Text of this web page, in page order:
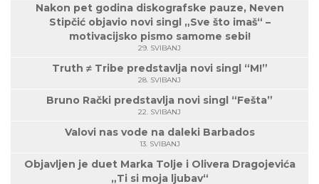
Nakon pet godina diskografske pauze, Neven
Stipčić objavio novi singl „Sve što imaš“ –
motivacijsko pismo samome sebi!
29. SVIBANJ
Truth ≠ Tribe predstavlja novi singl “M!”
28. SVIBANJ
Bruno Rački predstavlja novi singl “Fešta”
22. SVIBANJ
Valovi nas vode na daleki Barbados
13. SVIBANJ
Objavljen je duet Marka Tolje i Olivera Dragojevića
„Ti si moja ljubav“